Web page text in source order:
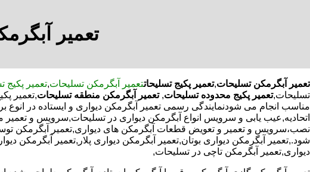
تعمیر
تعمیر آبگرمکن تسلیحات,تعمیر پکیج تسلیحاتتعمیر آبگرمکن تسلیحات,تعمیر پکیج
تسلیحات,تعمیر پکیج محدوده تسلیحات, تعمیر آبگرمکن منطقه تسلیحات,تعمیر
مناسب انجام می شودنمایندگی رسمی تعمیر آبگرمکن دیواری و ایستاده در انوع
اتحادیه,عیب یابی و سرویس انواع آبگرمکن دیواری در تسلیحات,سرویس و
نصب،سرویس و تعمیر و تعویض قطعات آبگرمکن های دیواری,تعمیر آبگرمکن
شود.,تعمیر آبگرمکن دیواری بوتان,تعمیر آبگرمکن دیواری پلار,تعمیر آبگرمکن
دیواری,تعمیر آبگرمکن تاچی در تسلیحات,